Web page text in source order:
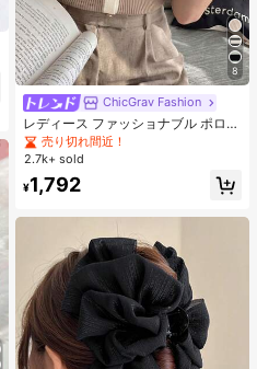
8
ChicGrav Fashion
レディース ファッショナブル ポロカ
ラー ラグラン 半袖 ニットTシャツ
春夏新作 軽量 カジュアル カーディ
売り切れ間近！
2.7k+ sold
¥1,792